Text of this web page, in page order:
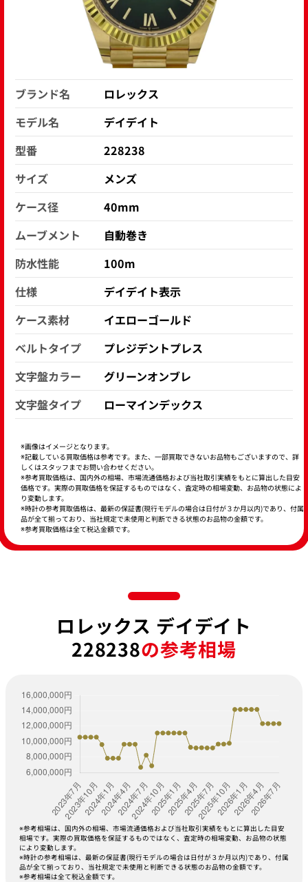
ブランド名
ロレックス
モデル名
デイデイト
型番
228238
サイズ
メンズ
ケース径
40mm
ムーブメント
自動巻き
防水性能
100m
仕様
デイデイト表示
ケース素材
イエローゴールド
ベルトタイプ
プレジデントプレス
文字盤カラー
グリーンオンブレ
文字盤タイプ
ローマインデックス
※画像はイメージとなります。
※記載している買取価格は参考です。また、一部買取できないお品物もございますので、詳
しくはスタッフまでお問い合わせください。
※参考買取価格は、国内外の相場、市場流通価格および当社取引実績をもとに算出した目安
価格です。実際の買取価格を保証するものではなく、査定時の相場変動、お品物の状態によ
り変動します。
※時計の参考買取価格は、最新の保証書(現行モデルの場合は日付が３か月以内)であり、付属
品が全て揃っており、当社規定で未使用と判断できる状態のお品物の金額です。
※参考買取価格は全て税込金額です。
ロレックス デイデイト
228238の参考相場
※参考相場は、国内外の相場、市場流通価格および当社取引実績をもとに算出した目安
相場です。実際の買取価格を保証するものではなく、査定時の相場変動、お品物の状態
により変動します。
※時計の参考相場は、最新の保証書(現行モデルの場合は日付が３か月以内)であり、付属
品が全て揃っており、当社規定で未使用と判断できる状態のお品物の金額です。
※参考相場は全て税込金額です。